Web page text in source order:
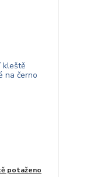
potaženo